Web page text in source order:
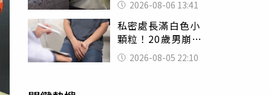
經十災
2026-08-06 13:41
私密處長滿白色小
顆粒！20歲男崩潰
求診 醫曝5大真相
別再誤會
2026-08-05 22:10